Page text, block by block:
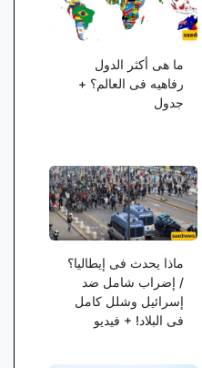
ما هی أکثر الدول
رفاهیه فی العالم؟ +
جدول
ماذا یحدث فی إیطالیا؟
/ إضراب شامل ضد
إسرائیل وشلل کامل
فی البلاد! + فیدیو